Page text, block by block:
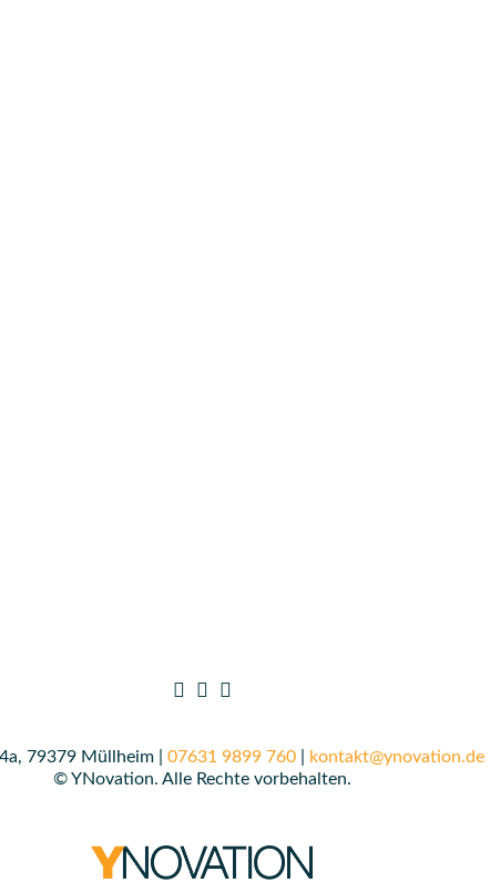
79379 Müllheim | 07631 9899 760| kontakt@ynovation.de|
© YNovation. Alle Rechte vorbehalten.